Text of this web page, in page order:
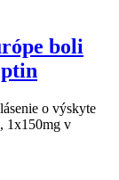
boli
o výskyte
1x150mg v